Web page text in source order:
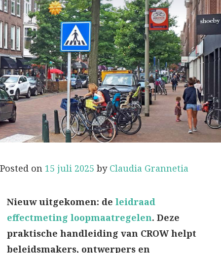
Posted on 15 juli 2025 by Claudia Grannetia
Nieuw uitgekomen: de leidraad
effectmeting loopmaatregelen. Deze
praktische handleiding van CROW helpt
beleidsmakers, ontwerpers en